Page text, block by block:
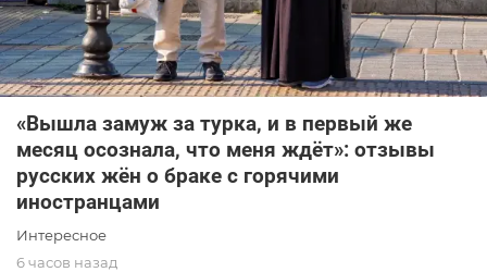
«Вышла замуж за турка, и в первый же
месяц осознала, что меня ждёт»: отзывы
русских жён о браке с горячими
иностранцами
Интересное
6 часов назад